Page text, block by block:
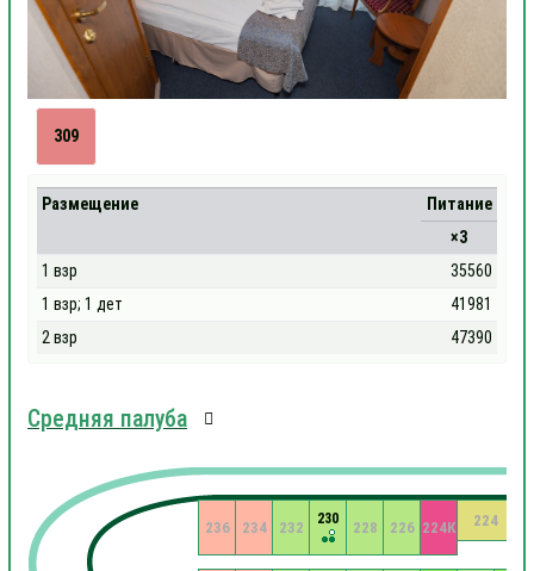
309
Размещение
Питание
×3
1 взр
35560
1 взр; 1 дет
41981
2 взр
47390
Средняя палуба
224
224К
226
228
230
232
234
236